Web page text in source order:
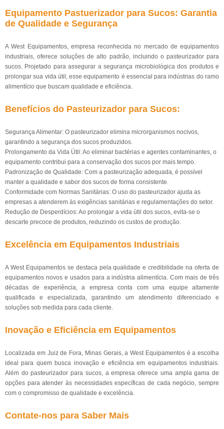
Equipamento Pastuerizador para Sucos: Garantia
de Qualidade e Segurança
A West Equipamentos, empresa reconhecida no mercado de equipamentos
industriais, oferece soluções de alto padrão, incluindo o pasteurizador para
sucos. Projetado para assegurar a segurança microbiológica dos produtos e
prolongar sua vida útil, esse equipamento é essencial para indústrias do ramo
alimentício que buscam qualidade e eficiência.
Benefícios do Pasteurizador para Sucos:
Segurança Alimentar: O pasteurizador elimina microrganismos nocivos,
garantindo a segurança dos sucos produzidos.
Prolongamento da Vida Útil: Ao eliminar bactérias e agentes contaminantes, o
equipamento contribui para a conservação dos sucos por mais tempo.
Padronização de Qualidade: Com a pasteurização adequada, é possível
manter a qualidade e sabor dos sucos de forma consistente.
Conformidade com Normas Sanitárias: O uso do pasteurizador ajuda as
empresas a atenderem às exigências sanitárias e regulamentações do setor.
Redução de Desperdícios: Ao prolongar a vida útil dos sucos, evita-se o
descarte precoce de produtos, reduzindo os custos de produção.
Excelência em Equipamentos Industriais
A West Equipamentos se destaca pela qualidade e credibilidade na oferta de
equipamentos novos e usados para a indústria alimentícia. Com mais de três
décadas de experiência, a empresa conta com uma equipe altamente
qualificada e especializada, garantindo um atendimento diferenciado e
soluções sob medida para cada cliente.
Inovação e Eficiência em Equipamentos
Localizada em Juiz de Fora, Minas Gerais, a West Equipamentos é a escolha
ideal para quem busca inovação e eficiência em equipamentos industriais.
Além do pasteurizador para sucos, a empresa oferece uma ampla gama de
opções para atender às necessidades específicas de cada negócio, sempre
com o compromisso de qualidade e excelência.
Contate-nos para Saber Mais